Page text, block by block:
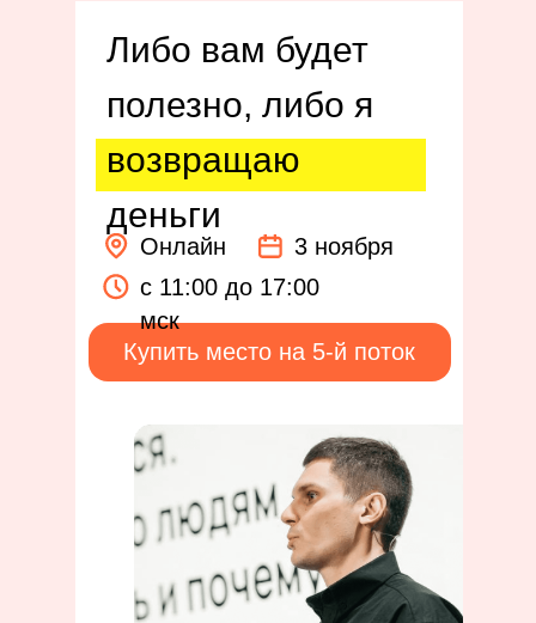
Либо вам будет
полезно, либо я
возвращаю
деньги
Купить место на 5-й поток
c 11:00 до 17:00
мск
3 ноября
Онлайн
Чек-лист:
Нужен ли
воркшоп?